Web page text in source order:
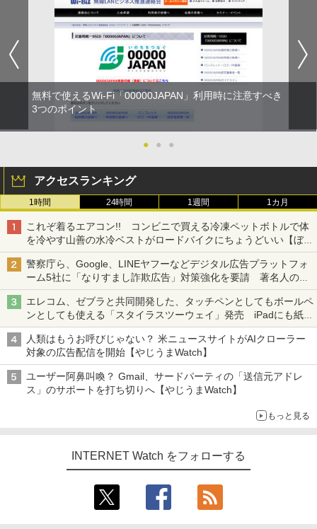
無料で使えるWi-Fi「00000JAPAN」利用時に注意すべき
3つのポイント
● ● ●
アクセスランキング
1時間 24時間 1週間 1カ月
これぞ着るエアコン!! コンビニで買える冷凍ペットボトルで体
を冷やす山善の水冷ベストがロードバイクにちょうどいい【ぼっ
ち・ざ・ろーど！その14】【空いた時間でなにしてる？】
警察庁ら、Google、LINEヤフーなどデジタル広告プラットフォ
ーム5社に「なりすまし詐欺広告」対策強化を要請 著名人の写
真や映像を使った投資詐欺などへの対策として
エレコム、ゼブラと共同開発した、タッチペンとしてもボールペ
ンとしても使える「スタイラスツーウェイ」発売 iPadにも紙に
も、持ち替えずに書き込める
人類はもうお呼びじゃない？ 米ニュースサイトがAIクローラー
対象の広告配信を開始【やじうまWatch】
ユーザー阿鼻叫喚？ Gmail、サードパーティの「送信元アドレ
ス」のサポートを打ち切りへ【やじうまWatch】
もっと見る
INTERNET Watch をフォローする